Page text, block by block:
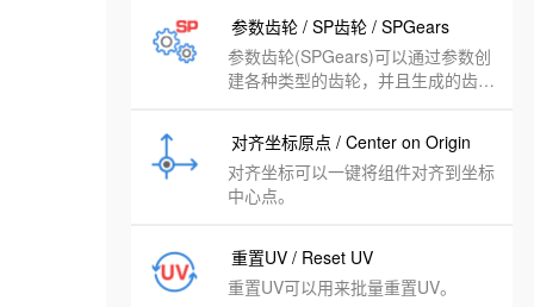
参数齿轮 / SP齿轮 / SPGears
参数齿轮(SPGears)可以通过参数创
建各种类型的齿轮，并且生成的齿轮
对齐坐标原点 / Center on Origin
对齐坐标可以一键将组件对齐到坐标
中心点。
重置UV / Reset UV
重置UV可以用来批量重置UV。